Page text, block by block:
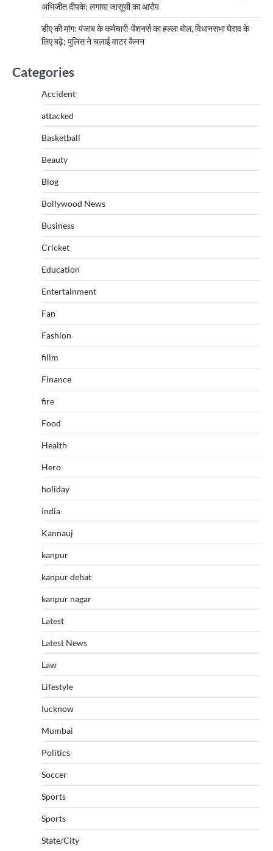
अभिजीत दीपके; लगाया जासूसी का आरोप
डीए की मांग: पंजाब के कर्मचारी-पेंशनर्स का हल्ला बोल, विधानसभा घेराव के
लिए बढ़े; पुलिस ने चलाई वाटर कैनन
Categories
Accident
attacked
Basketball
Beauty
Blog
Bollywood News
Business
Cricket
Education
Entertainment
Fan
Fashion
fillm
Finance
fire
Food
Health
Hero
holiday
india
Kannauj
kanpur
kanpur dehat
kanpur nagar
Latest
Latest News
Law
Lifestyle
lucknow
Mumbai
Politics
Soccer
Sports
Sports
State/City